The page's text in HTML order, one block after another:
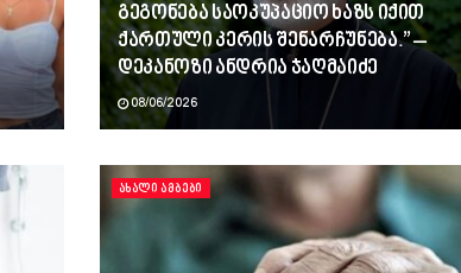
გეგონება საოკუპაციო ხაზს იქით
ქართული კერის შენარჩუნება.” –
დეკანოზი ანდრია ჯაღმაიძე
08/06/2026
ᲐᲮᲐᲚᲘ ᲐᲛᲑᲔᲑᲘ